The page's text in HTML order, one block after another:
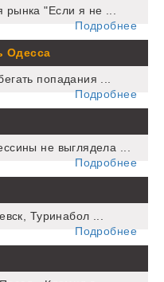
рынка "Если я не ...
Подробнее
Одесса
попадания ...
Подробнее
не выглядела ...
Подробнее
Туринабол ...
Подробнее